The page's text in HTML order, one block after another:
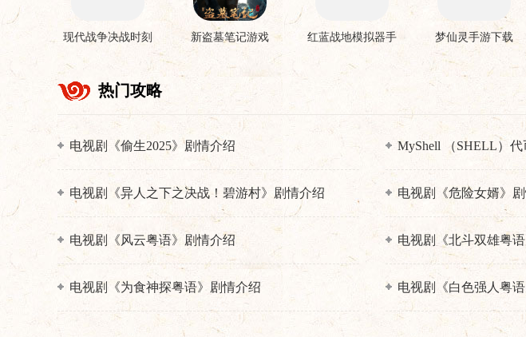
现代战争决战时刻
新盗墓笔记游戏
红蓝战地模拟器手
梦仙灵手游下载
热门攻略
电视剧《偷生2025》剧情介绍
MyShell （SHELL）
电视剧《异人之下之决战！碧游村》剧情介绍 电视剧《危险女婿》
电视剧《风云粤语》剧情介绍 电视剧《北斗双雄粤
电视剧《为食神探粤语》剧情介绍 电视剧《白色强人粤